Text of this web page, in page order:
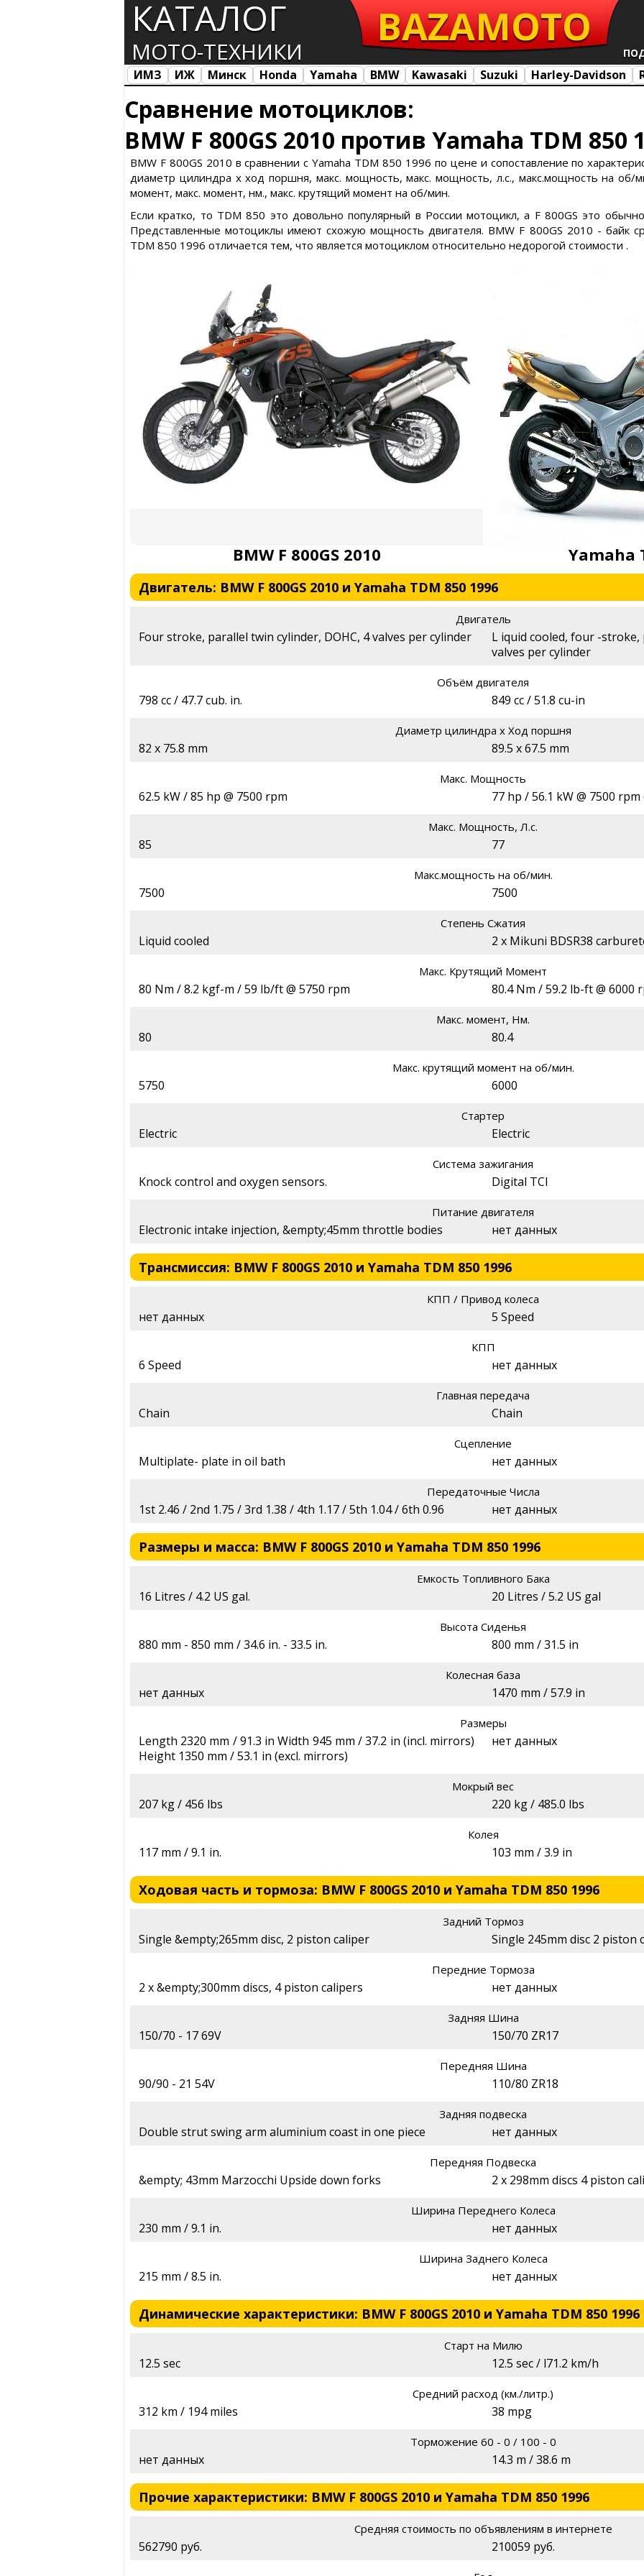
КАТАЛОГ
МОТО-ТЕХНИКИ
BAZAMOTO
ИМЗ ИЖ Минск Honda Yamaha BMW Kawasaki Suzuki Harley-Davidson
Сравнение мотоциклов:
BMW F 800GS 2010 против Yamaha TDM 850
BMW F 800GS 2010 в сравнении с Yamaha TDM 850 1996 по цене и сопоставление по
диаметр цилиндра х ход поршня, макс. мощность, макс. мощность, л.с., макс.мощность на об/
момент, макс. момент, нм., макс. крутящий момент на об/мин.
Если кратко, то TDM 850 это довольно популярный в России мотоцикл, а F 800GS это
Представленные мотоциклы имеют схожую мощность двигателя. BMW F 800GS 2010 - байк
TDM 850 1996 отличается тем, что является мотоциклом относительно недорогой стоимости .
BMW F 800GS 2010 Yamaha
Двигатель: BMW F 800GS 2010 и Yamaha TDM 850 1996
Двигатель
Four stroke, parallel twin cylinder, DOHC, 4 valves per cylinder
L iquid cooled, four -stroke,
valves per cylinder
Объём двигателя
798 cc / 47.7 cub. in. 849 cc / 51.8 cu-in
Диаметр цилиндра х Ход поршня
82 x 75.8 mm 89.5 x 67.5 mm
Макс. Мощность
62.5 kW / 85 hp @ 7500 rpm 77 hp / 56.1 kW @ 7500
Макс. Мощность, Л.с.
85 77
Макс.мощность на об/мин.
7500 7500
Степень Сжатия
Liquid cooled 2 x Mikuni BDSR38
Макс. Крутящий Момент
80 Nm / 8.2 kgf-m / 59 lb/ft @ 5750 rpm 80.4 Nm / 59.2 lb-ft @ 6000
Макс. момент, Нм.
80 80.4
Макс. крутящий момент на об/мин.
5750 6000
Стартер
Electric Electric
Система зажигания
Knock control and oxygen sensors. Digital TCI
Питание двигателя
Electronic intake injection, &empty;45mm throttle bodies нет данных
Трансмиссия: BMW F 800GS 2010 и Yamaha TDM 850 1996
КПП / Привод колеса
нет данных 5 Speed
КПП
6 Speed нет данных
Главная передача
Chain Chain
Сцепление
Multiplate- plate in oil bath нет данных
Передаточные Числа
1st 2.46 / 2nd 1.75 / 3rd 1.38 / 4th 1.17 / 5th 1.04 / 6th 0.96 нет данных
Размеры и масса: BMW F 800GS 2010 и Yamaha TDM 850 1996
Емкость Топливного Бака
16 Litres / 4.2 US gal. 20 Litres / 5.2 US gal
Высота Сиденья
880 mm - 850 mm / 34.6 in. - 33.5 in. 800 mm / 31.5 in
Колесная база
нет данных 1470 mm / 57.9 in
Размеры
Length 2320 mm / 91.3 in Width 945 mm / 37.2 in (incl. mirrors)
Height 1350 mm / 53.1 in (excl. mirrors)
нет данных
Мокрый вес
207 kg / 456 lbs 220 kg / 485.0 lbs
Колея
117 mm / 9.1 in. 103 mm / 3.9 in
Ходовая часть и тормоза: BMW F 800GS 2010 и Yamaha TDM 850 1996
Задний Тормоз
Single &empty;265mm disc, 2 piston caliper Single 245mm disc 2 piston
Передние Тормоза
2 x &empty;300mm discs, 4 piston calipers нет данных
Задняя Шина
150/70 - 17 69V 150/70 ZR17
Передняя Шина
90/90 - 21 54V 110/80 ZR18
Задняя подвеска
Double strut swing arm aluminium coast in one piece нет данных
Передняя Подвеска
&empty; 43mm Marzocchi Upside down forks 2 x 298mm discs 4 piston
Ширина Переднего Колеса
230 mm / 9.1 in. нет данных
Ширина Заднего Колеса
215 mm / 8.5 in. нет данных
Динамические характеристики: BMW F 800GS 2010 и Yamaha TDM 850 1996
Старт на Милю
12.5 sec 12.5 sec / l71.2 km/h
Средний расход (км./литр.)
312 km / 194 miles 38 mpg
Торможение 60 - 0 / 100 - 0
нет данных 14.3 m / 38.6 m
Прочие характеристики: BMW F 800GS 2010 и Yamaha TDM 850 1996
Средняя стоимость по объявлениям в интернете
562790 руб. 210059 руб.